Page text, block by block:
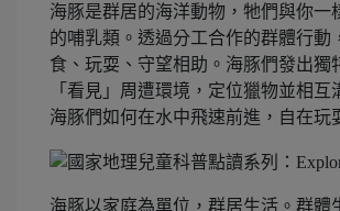
海豚是群居的海洋動物，牠們與你一
的哺乳類。透過分工合作的群體行動
食、玩耍、守望相助。海豚們發出獨
「看見」周遭環境，定位獵物並相互
海豚們如何在水中飛速前進，自在玩
海豚以家庭為單位，群居生活。群體